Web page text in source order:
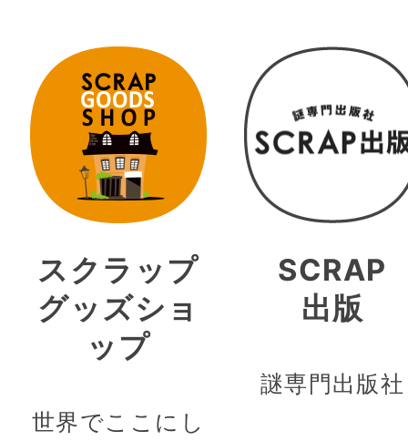
スクラップ
グッズショ
ップ
世界でここにし
SCRAP
出版
謎専門出版社